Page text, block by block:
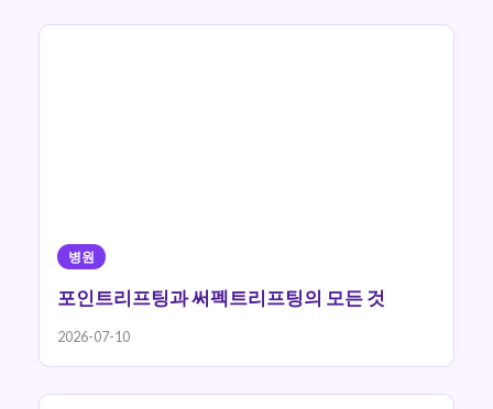
병원
포인트리프팅과 써펙트리프팅의 모든 것
2026-07-10